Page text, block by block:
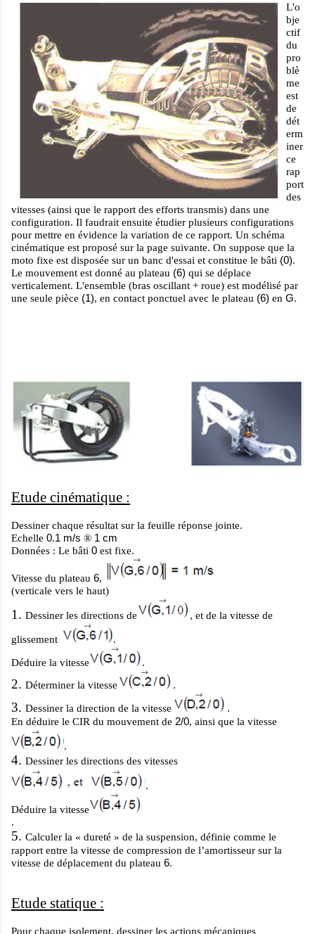
L'o
bje
ctif
du
pro
blè
me
est
de
dét
erm
iner
ce
rap
port
des
vitesses (ainsi que le rapport des efforts transmis) dans une
configuration. Il faudrait ensuite étudier plusieurs configurations
pour mettre en évidence la variation de ce rapport. Un schéma
cinématique est proposé sur la page suivante. On suppose que la
moto fixe est disposée sur un banc d'essai et constitue le bâti (0).
Le mouvement est donné au plateau (6) qui se déplace
verticalement. L'ensemble (bras oscillant + roue) est modélisé par
une seule pièce (1), en contact ponctuel avec le plateau (6) en G.
Etude cinématique :
Dessiner chaque résultat sur la feuille réponse jointe.
Echelle 0.1 m/s ® 1 cm
Données : Le bâti 0 est fixe.
Vitesse du plateau 6,
(verticale vers le haut)
1. Dessiner les directions de , et de la vitesse de
glissement .
Déduire la vitesse .
2. Déterminer la vitesse .
3. Dessiner la direction de la vitesse
.
En déduire le CIR du mouvement de 2/0, ainsi que la vitesse
.
4. Dessiner les directions des vitesses
.
Déduire la vitesse
.
5. Calculer la « dureté » de la suspension, définie comme le
rapport entre la vitesse de compression de l’amortisseur sur la
vitesse de déplacement du plateau 6.
Etude statique :
Pour chaque isolement, dessiner les actions mécaniques